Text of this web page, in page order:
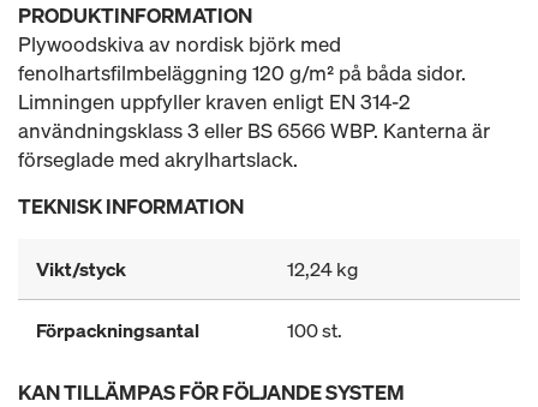
PRODUKTINFORMATION
Plywoodskiva av nordisk björk med
fenolhartsfilmbeläggning 120 g/m² på båda sidor.
Limningen uppfyller kraven enligt EN 314-2
användningsklass 3 eller BS 6566 WBP. Kanterna är
förseglade med akrylhartslack.
TEKNISK INFORMATION
Vikt/styck 12,24 kg
Förpackningsantal 100 st.
KAN TILLÄMPAS FÖR FÖLJANDE SYSTEM